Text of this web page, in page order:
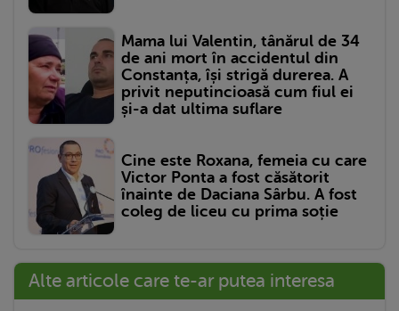
Mama lui Valentin, tânărul de 34
de ani mort în accidentul din
Constanța, își strigă durerea. A
privit neputincioasă cum fiul ei
și-a dat ultima suflare
Cine este Roxana, femeia cu care
Victor Ponta a fost căsătorit
înainte de Daciana Sârbu. A fost
coleg de liceu cu prima soție
Alte articole care te-ar putea interesa